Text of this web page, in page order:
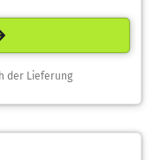
der Lieferung